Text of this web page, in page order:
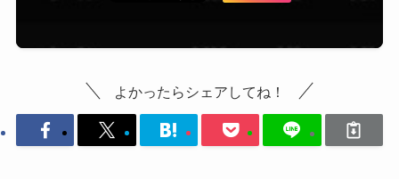
よかったらシェアしてね！